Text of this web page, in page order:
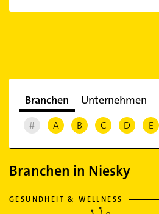
Branchen Unternehmen
# A B C D E
Branchen in Niesky
GESUNDHEIT & WELLNESS